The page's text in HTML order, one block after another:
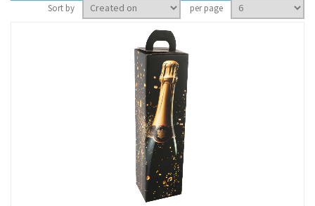
Sort by
per page